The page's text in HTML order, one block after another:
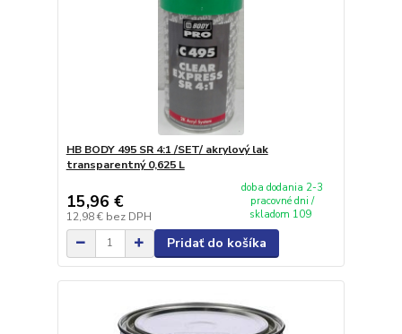
HB BODY 495 SR 4:1 /SET/ akrylový lak
transparentný 0,625 L
15,96 €
12,98 € bez DPH
doba dodania 2-3
pracovné dni /
skladom 109
Pridať do košíka